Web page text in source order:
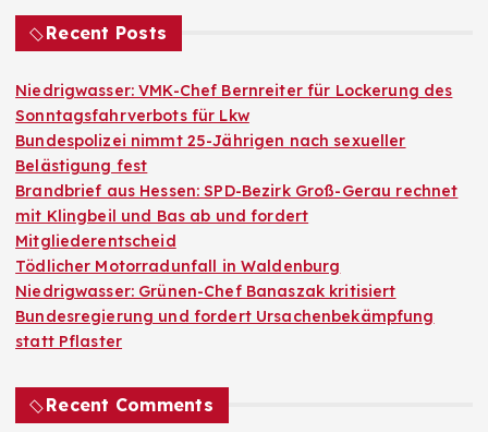
Recent Posts
Niedrigwasser: VMK-Chef Bernreiter für Lockerung des
Sonntagsfahrverbots für Lkw
Bundespolizei nimmt 25-Jährigen nach sexueller
Belästigung fest
Brandbrief aus Hessen: SPD-Bezirk Groß-Gerau rechnet
mit Klingbeil und Bas ab und fordert
Mitgliederentscheid
Tödlicher Motorradunfall in Waldenburg
Niedrigwasser: Grünen-Chef Banaszak kritisiert
Bundesregierung und fordert Ursachenbekämpfung
statt Pflaster
Recent Comments